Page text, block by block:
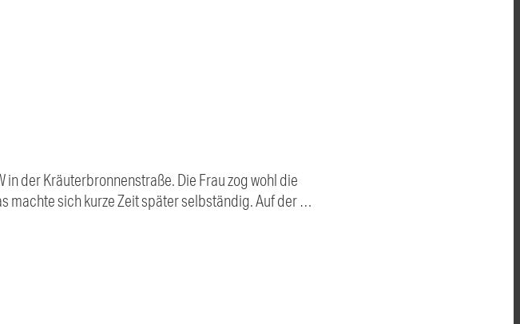
der Kräuterbronnenstraße. Die Frau zog wohl die
machte sich kurze Zeit später selbständig. Auf der …